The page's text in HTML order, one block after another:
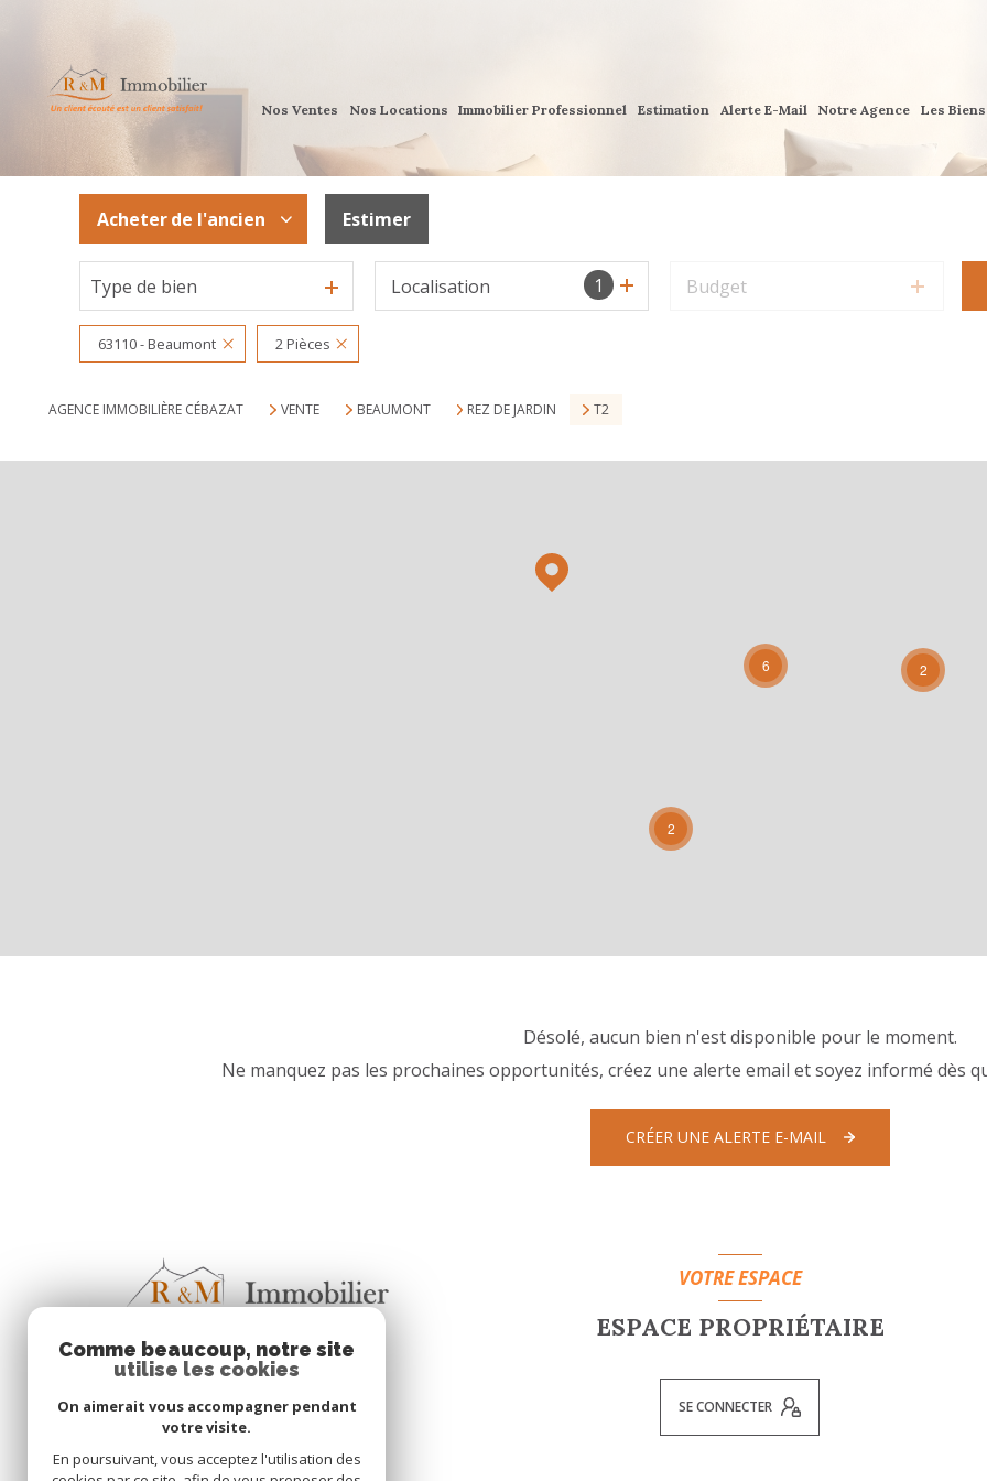
Nos Ventes Nos Locations Immobilier Professionnel Estimation Alerte E-Mail Notre Agence Les
Acheterde l'ancien
De l'ancien
Estimer
Type de bien 1
Localisation Budget
63110 - Beaumont 2 Pièces
AGENCE IMMOBILIÈRE CÉBAZAT VENTE BEAUMONT REZ DE JARDIN T2
2
2
6
Désolé, aucun bien n'est disponible pour le moment.
Ne manquez pas les prochaines opportunités, créez une alerte email et soyez informé dès
CRÉER UNE ALERTE E-MAIL
VOTRE ESPACE
ESPACE PROPRIÉTAIRE
SE CONNECTER
Comme beaucoup, notre site
utilise les cookies
On aimerait vous accompagner pendant
votre visite.
En poursuivant, vous acceptez l'utilisation des